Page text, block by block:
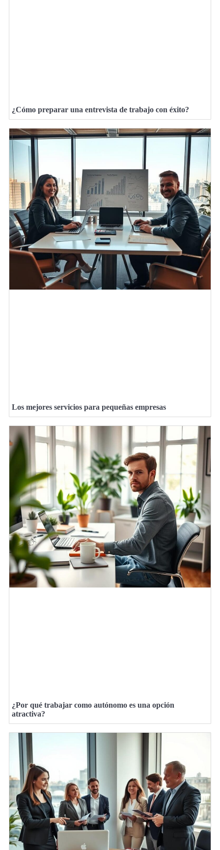
¿Cómo preparar una entrevista de trabajo con éxito?
Los mejores servicios para pequeñas empresas
¿Por qué trabajar como autónomo es una opción
atractiva?